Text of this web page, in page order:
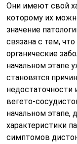
Они имеют свой
которому их
значение
связана с тем,
органические
начальном этапе
становятся
недостаточности
вегето-
начальном этапе,
характеристики
симптомов